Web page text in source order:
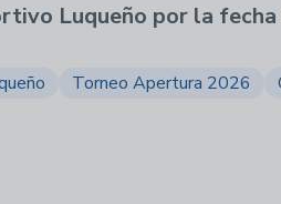
Luqueño por la
Torneo Apertura 2026